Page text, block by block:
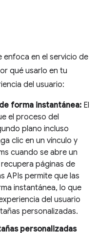
enfoca en el servicio de
qué usarlo en tu
del usuario:
forma instantánea: El
el proceso del
plano incluso
clic en un vínculo y
cuando se abre un
recupera páginas de
APIs permite que las
instantánea, lo que
del usuario
personalizadas.
personalizadas